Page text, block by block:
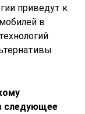
приведут к
в
следующее